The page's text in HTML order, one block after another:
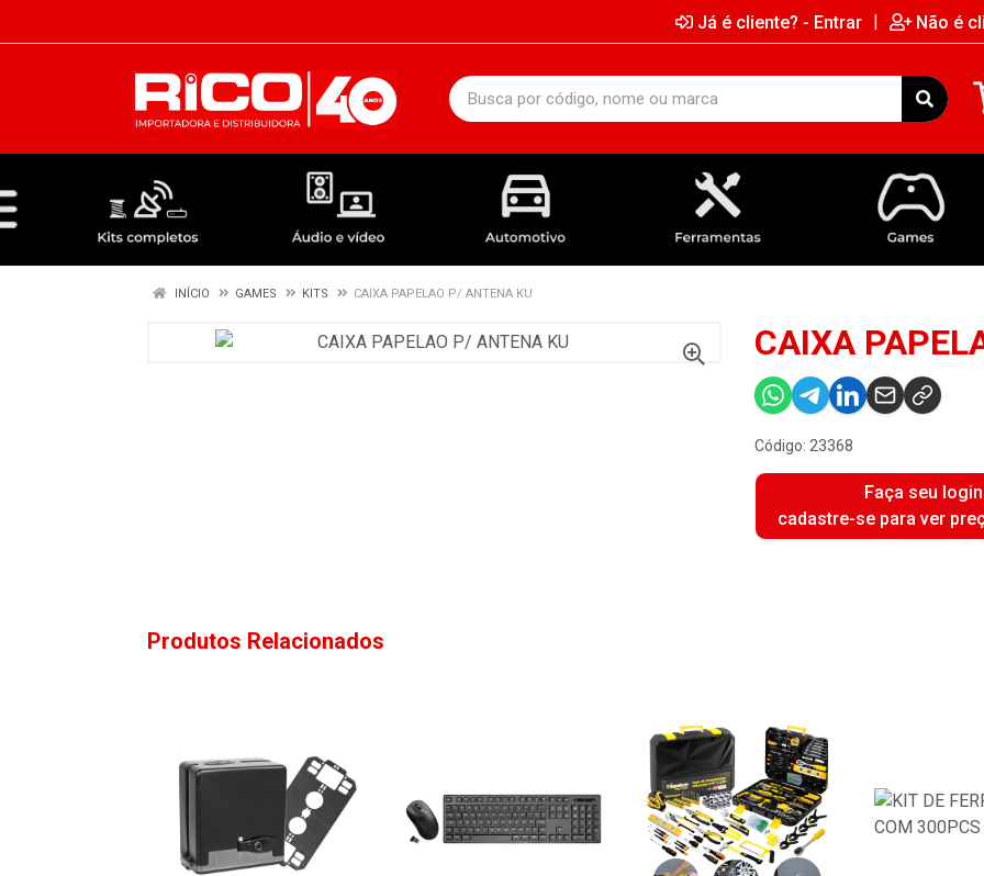
Já é cliente? - Entrar | Não é
INÍCIO GAMES KITS CAIXA PAPELAO P/ ANTENA KU
CAIXA
Código: 23368
Faça seu
cadastre-se para ver
Produtos Relacionados